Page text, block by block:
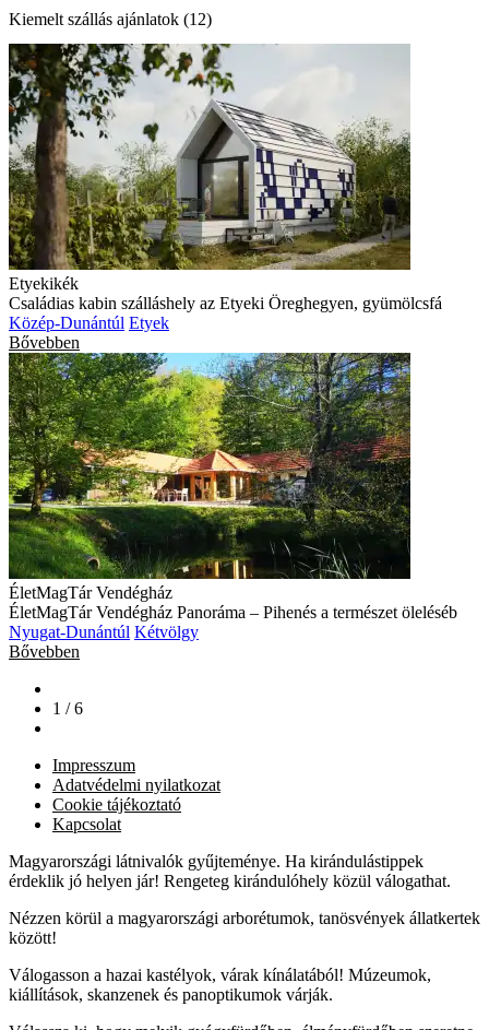
Kiemelt szállás ajánlatok (12)
Etyekikék
Családias kabin szálláshely az Etyeki Öreghegyen, gyümölcsfá
Közép-Dunántúl Etyek
Bővebben
ÉletMagTár Vendégház
ÉletMagTár Vendégház Panoráma – Pihenés a természet öleléséb
Nyugat-Dunántúl Kétvölgy
Bővebben
1 / 6
Impresszum
Adatvédelmi nyilatkozat
Cookie tájékoztató
Kapcsolat
Magyarországi látnivalók gyűjteménye. Ha kirándulástippek
érdeklik jó helyen jár! Rengeteg kirándulóhely közül válogathat.
Nézzen körül a magyarországi arborétumok, tanösvények állatkertek
között!
Válogasson a hazai kastélyok, várak kínálatából! Múzeumok,
kiállítások, skanzenek és panoptikumok várják.